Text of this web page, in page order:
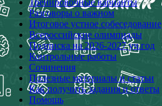
Тренировочные варианты
Разговоры о важном
Итоговое устное собеседование
Всероссийские олимпиады
Подписка на 2026-2027 уч.год
Контрольные работы
Сочинения
Полезные материалы и статьи
Как получить задания и ответы
Помощь